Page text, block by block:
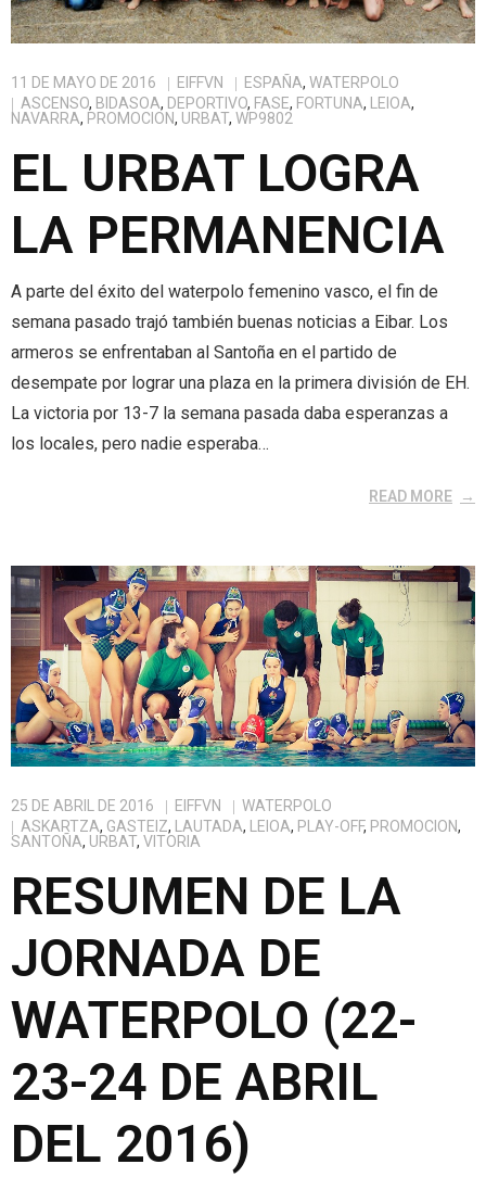
- - Rankings
- - Tecnificaciones
- - Calendario General
alt="Castellano" /> Castellano
content/plugins/qtranslate-
x/flags/eu_ES.png" alt="Euskera" /> Euskera
11 DE MAYO DE 2016 EIFFVN ESPAÑA, WATERPOLO
ASCENSO, BIDASOA, DEPORTIVO, FASE, FORTUNA, LEIOA,
NAVARRA, PROMOCION, URBAT, WP9802
EL URBAT LOGRA
LA PERMANENCIA
A parte del éxito del waterpolo femenino vasco, el fin de
semana pasado trajó también buenas noticias a Eibar. Los
armeros se enfrentaban al Santoña en el partido de
desempate por lograr una plaza en la primera división de EH.
La victoria por 13-7 la semana pasada daba esperanzas a
los locales, pero nadie esperaba…
READ MORE
25 DE ABRIL DE 2016 EIFFVN
WATERPOLO
ASKARTZA, GASTEIZ, LAUTADA, LEIOA, PLAY-OFF, PROMOCION,
SANTOÑA, URBAT, VITORIA
RESUMEN DE LA
JORNADA DE
WATERPOLO (22-
23-24 DE ABRIL
DEL 2016)